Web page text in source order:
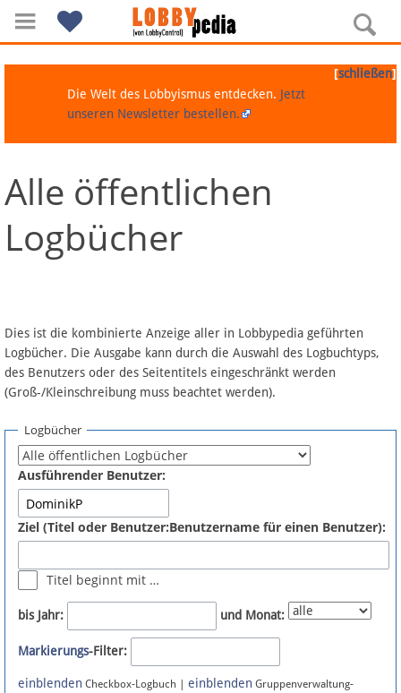
Navigation
Über Lobbypedia
Artikel nach Kategorien
FAQ
Fördermitglied werden
Fehler melden
Newsletter
Bluesky
Facebook
[schließen]
Die Welt des Lobbyismus entdecken. Jetzt
unseren Newsletter bestellen.
Alle öffentlichen
Logbücher
Dies ist die kombinierte Anzeige aller in Lobbypedia geführten
Logbücher. Die Ausgabe kann durch die Auswahl des Logbuchtyps,
des Benutzers oder des Seitentitels eingeschränkt werden
(Groß-/Kleinschreibung muss beachtet werden).
Logbücher
Ausführender Benutzer:
Ziel (Titel oder Benutzer:Benutzername für einen Benutzer):
Titel beginnt mit …
bis Jahr: und Monat:
Markierungs-Filter:
einblenden Checkbox-Logbuch | einblenden Gruppenverwaltung-